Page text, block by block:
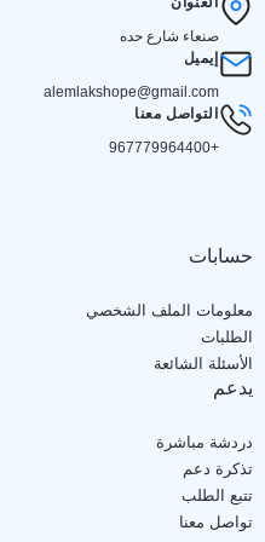
صنعاء شارع حده
إيميل
alemlakshope@gmail.com
التواصل معنا
+967779964400
حسابات
معلومات الملف الشخصي
الطلبات
الأسئلة الشائعة
يدعم
دردشة مباشرة
تذكرة دعم
تتبع الطلب
تواصل معنا